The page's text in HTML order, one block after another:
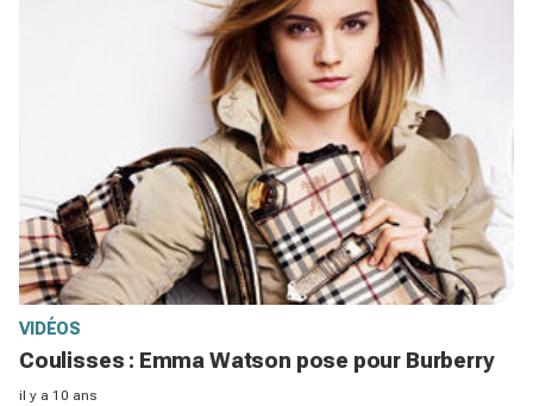
VIDÉOS
Coulisses : Emma Watson pose pour Burberry
il y a 10 ans